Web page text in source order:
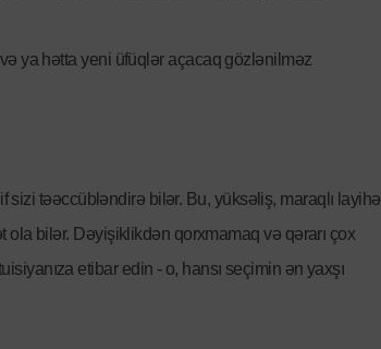
ya hətta yeni üfüqlər açacaq gözlənilməz
sizi təəccübləndirə bilər. Bu, yüksəliş, maraqlı layihə
ola bilər. Dəyişiklikdən qorxmamaq və qərarı çox
etibar edin - o, hansı seçimin ən yaxşı